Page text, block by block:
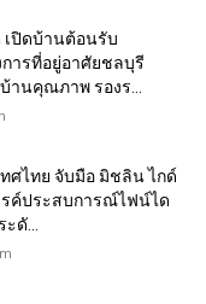
เปิดบ้านต้อนรับ
ารที่อยู่อาศัยชลบุรี
านคุณภาพ รองร...
ศไทย จับมือ มิชลิน ไกด์
รค์ประสบการณ์ไฟน์ได
ดั...